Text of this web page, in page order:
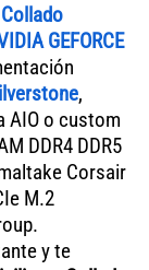
GEFORCE
,
AIO o custom
DDR4 DDR5
Corsair
M.2
y te